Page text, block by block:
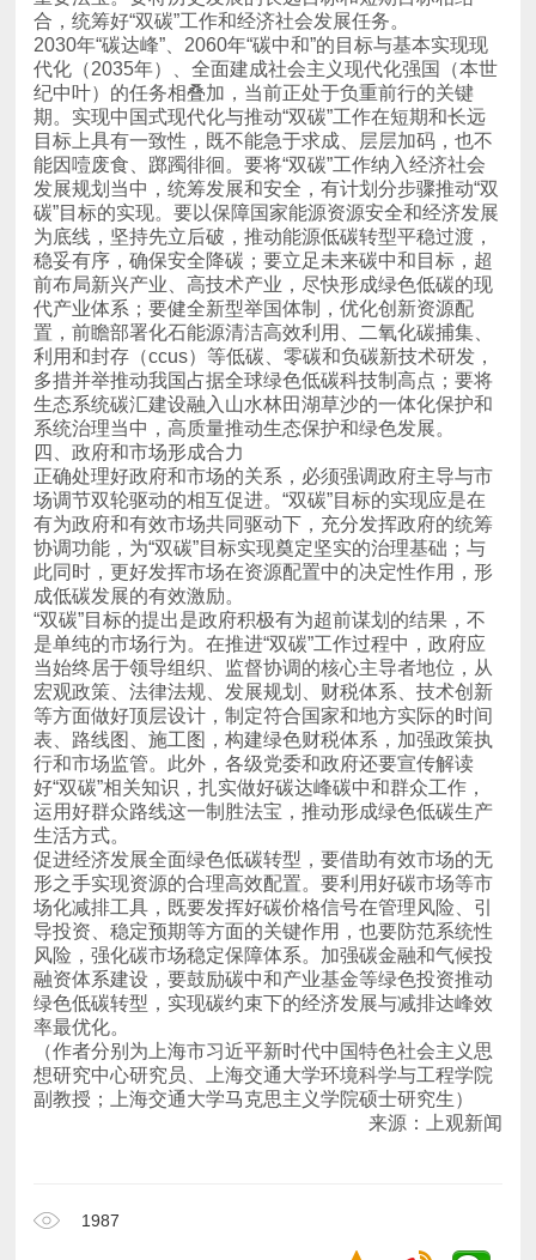
合，统筹好“双碳”工作和经济社会发展任务。
系统治理当中，高质量推动生态保护和绿色发展。
四、政府和市场形成合力
成低碳发展的有效激励。
生活方式。
率最优化。
副教授；上海交通大学马克思主义学院硕士研究生）
来源：上观新闻
1987